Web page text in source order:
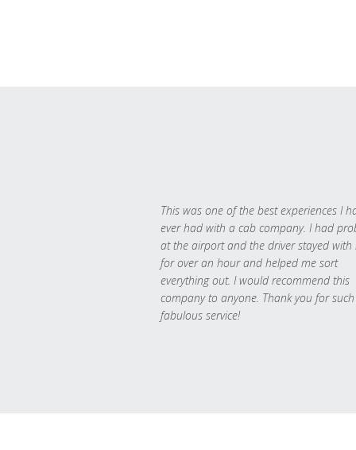
This was one of the best experiences I
ever had with a cab company. I had
at the airport and the driver stayed with
for over an hour and helped me sort
everything out. I would recommend this
company to anyone. Thank you for such
fabulous service!